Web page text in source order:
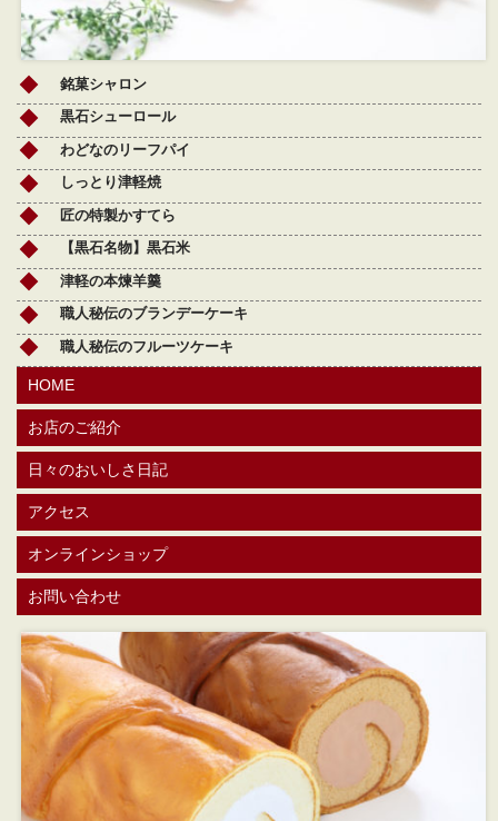
銘菓シャロン
黒石シューロール
わどなのリーフパイ
しっとり津軽焼
匠の特製かすてら
【黒石名物】黒石米
津軽の本煉羊羹
職人秘伝のブランデーケーキ
職人秘伝のフルーツケーキ
HOME
お店のご紹介
日々のおいしさ日記
アクセス
オンラインショップ
お問い合わせ